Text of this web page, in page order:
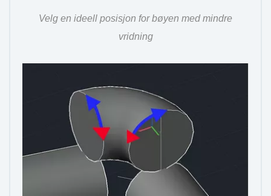
Velg en ideell posisjon for bøyen med mindre
vridning